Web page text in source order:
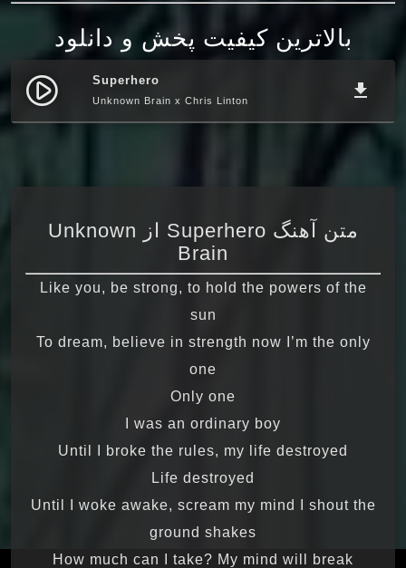
بالاترین کیفیت پخش و دانلود
play_circle_filled Superhero
Unknown Brain x Chris Linton file_download
متن آهنگ Superhero از Unknown
Brain
Like you, be strong, to hold the powers of the
sun
To dream, believe in strength now I’m the only
one
Only one
I was an ordinary boy
Until I broke the rules, my life destroyed
Life destroyed
Until I woke awake, scream my mind I shout the
ground shakes
How much can I take? My mind will break